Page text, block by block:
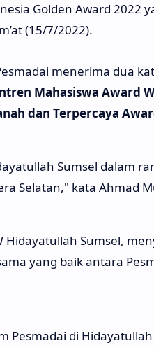
Golden Award 2022
(15/7/2022).
menerima dua
Mahasiswa Award
dan Terpercaya
Sumsel dalam
Selatan," kata Ahmad
Hidayatullah Sumsel,
yang baik antara
Pesmadai di